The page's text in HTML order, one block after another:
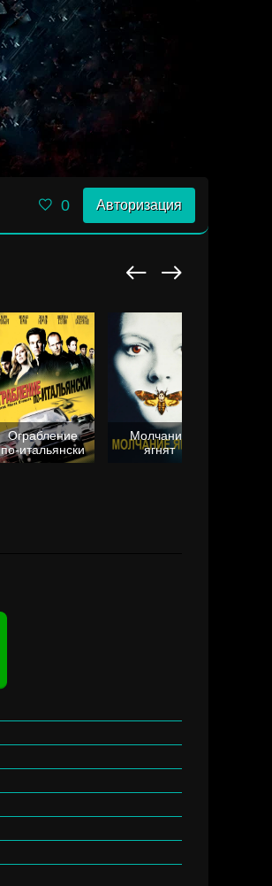
0 Авторизация
Ограбление
по-итальянски
Молчание
ягнят